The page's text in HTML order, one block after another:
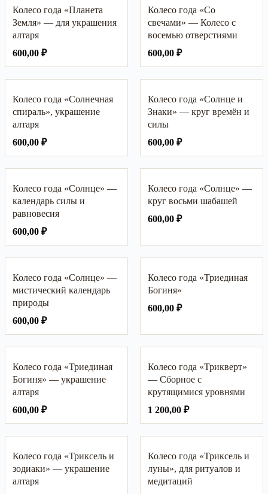
Колесо года «Планета
Земля» — для украшения
алтаря
600,00 ₽
Колесо года «Со
свечами» — Колесо с
восемью отверстиями
600,00 ₽
Колесо года «Солнечная
спираль», украшение
алтаря
600,00 ₽
Колесо года «Солнце и
Знаки» — круг времён и
силы
600,00 ₽
Колесо года «Солнце» —
календарь силы и
равновесия
600,00 ₽
Колесо года «Солнце» —
круг восьми шабашей
600,00 ₽
Колесо года «Солнце» —
мистический календарь
природы
600,00 ₽
Колесо года «Триединая
Богиня»
600,00 ₽
Колесо года «Триединая
Богиня» — украшение
алтаря
600,00 ₽
Колесо года «Трикверт»
— Сборное с
крутящимися уровнями
1 200,00 ₽
Колесо года «Триксель и
зодиаки» — украшение
алтаря
Колесо года «Триксель и
луны», для ритуалов и
медитаций